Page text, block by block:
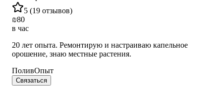
5 (19 отзывов)
₪80
в час
20 лет опыта. Ремонтирую и настраиваю капельное
орошение, знаю местные растения.
ПоливОпыт
Связаться